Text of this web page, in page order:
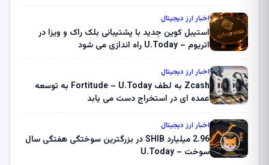
اخبار ارز دیجیتال
استیبل کوین جدید با پشتیبانی بلک راک و ویزا در
اتریوم – U.Today راه اندازی می شود
اخبار ارز دیجیتال
Zcash به لطف Fortitude – U.Today به توسعه
عمده ای در استخراج دست می یابد
اخبار ارز دیجیتال
2.96 میلیارد SHIB در بزرگترین سوختگی هفتگی سال
سوخت – U.Today